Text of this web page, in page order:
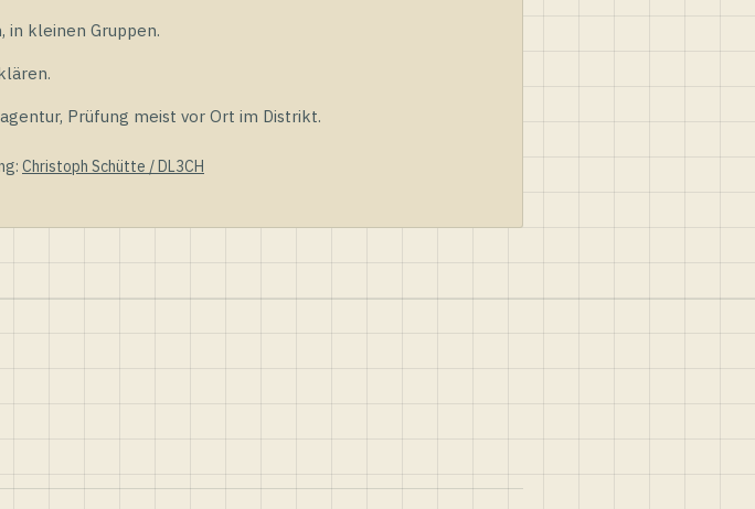
in kleinen Gruppen.
Prüfung meist vor Ort im Distrikt.
Christoph Schütte / DL3CH